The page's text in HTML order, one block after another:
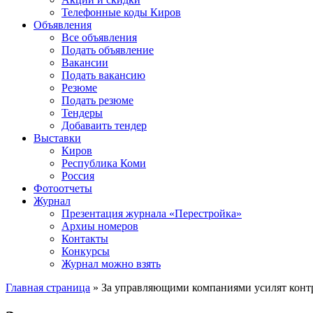
Телефонные коды Киров
Объявления
Все объявления
Подать объявление
Вакансии
Подать вакансию
Резюме
Подать резюме
Тендеры
Добаваить тендер
Выставки
Киров
Республика Коми
Россия
Фотоотчеты
Журнал
Презентация журнала «Перестройка»
Архиы номеров
Контакты
Конкурсы
Журнал можно взять
Главная страница » За управляющими компаниями усилят